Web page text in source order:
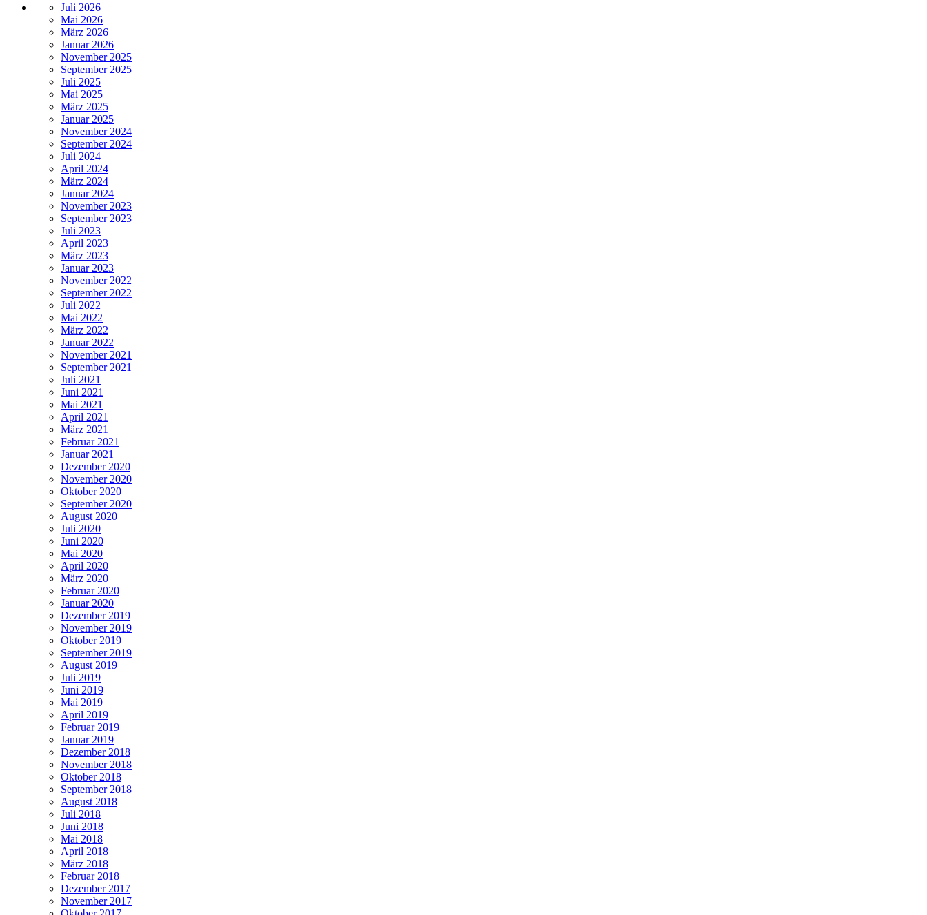
Juli 2026
Mai 2026
März 2026
Januar 2026
November 2025
September 2025
Juli 2025
Mai 2025
März 2025
Januar 2025
November 2024
September 2024
Juli 2024
April 2024
März 2024
Januar 2024
November 2023
September 2023
Juli 2023
April 2023
März 2023
Januar 2023
November 2022
September 2022
Juli 2022
Mai 2022
März 2022
Januar 2022
November 2021
September 2021
Juli 2021
Juni 2021
Mai 2021
April 2021
März 2021
Februar 2021
Januar 2021
Dezember 2020
November 2020
Oktober 2020
September 2020
August 2020
Juli 2020
Juni 2020
Mai 2020
April 2020
März 2020
Februar 2020
Januar 2020
Dezember 2019
November 2019
Oktober 2019
September 2019
August 2019
Juli 2019
Juni 2019
Mai 2019
April 2019
Februar 2019
Januar 2019
Dezember 2018
November 2018
Oktober 2018
September 2018
August 2018
Juli 2018
Juni 2018
Mai 2018
April 2018
März 2018
Februar 2018
Dezember 2017
November 2017